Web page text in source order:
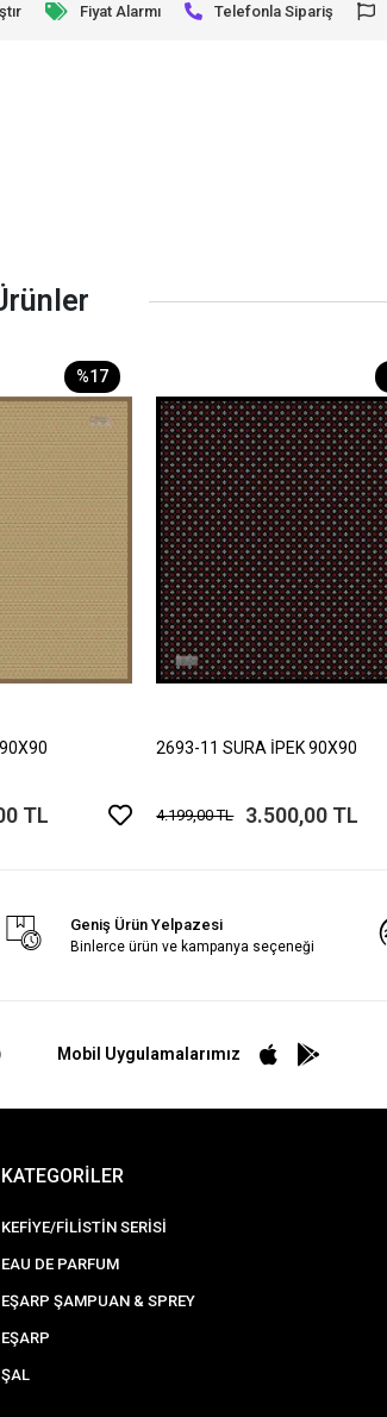
Fiyat Alarmı Telefonla Sipariş
%17
TL
2693-11 SURA İPEK 90X90
4.199,00 TL 3.500,00 TL
Geniş Ürün Yelpazesi
Binlerce ürün ve kampanya seçeneği
Mobil Uygulamalarımız
KATEGORİLER
KEFİYE/FİLİSTİN SERİSİ
EAU DE PARFUM
EŞARP ŞAMPUAN & SPREY
EŞARP
ŞAL